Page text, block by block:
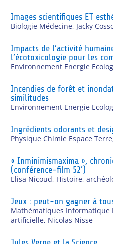
Images scientifiques ET
Biologie Médecine, Jacky
Impacts de l’activité
l’écotoxicologie pour les
Environnement Energie
Incendies de forêt et
similitudes
Environnement Energie
Ingrédients odorants et
Physique Chimie Espace Terre
« Inminimismaxima »,
(conférence-film 52’)
Elisa Nicoud, Histoire,
Jeux : peut-on gagner à
Mathématiques Informatique
artificielle, Nicolas Nisse
Jules Verne et la Science